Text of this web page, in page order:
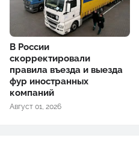
В России
скорректировали
правила въезда и выезда
фур иностранных
компаний
Август 01, 2026